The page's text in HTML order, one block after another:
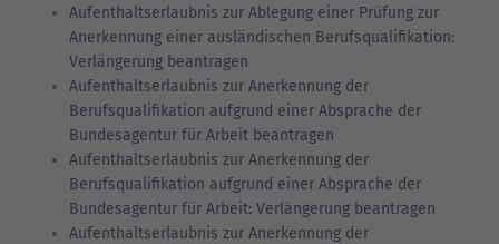
Aufenthaltserlaubnis zur Ablegung einer Prüfung zur
Anerkennung einer ausländischen Berufsqualifikation:
Verlängerung beantragen
Aufenthaltserlaubnis zur Anerkennung der
Berufsqualifikation aufgrund einer Absprache der
Bundesagentur für Arbeit beantragen
Aufenthaltserlaubnis zur Anerkennung der
Berufsqualifikation aufgrund einer Absprache der
Bundesagentur für Arbeit: Verlängerung beantragen
Aufenthaltserlaubnis zur Anerkennung der